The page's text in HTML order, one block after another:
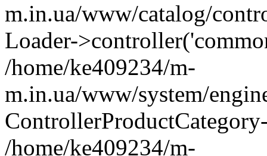
m.in.ua/www/catalog/
Loader-
/home/ke409234/m-
m.in.ua/www/system/
/home/ke409234/m-